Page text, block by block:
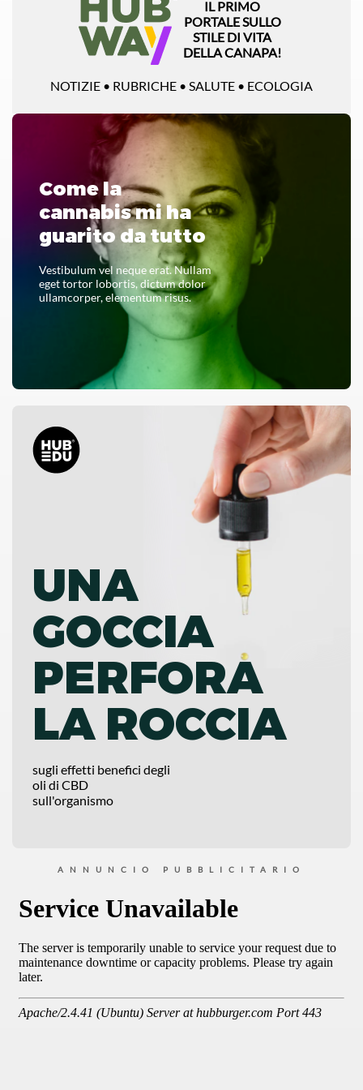
IL PRIMO
PORTALE SULLO
STILE DI VITA
DELLA CANAPA!
NOTIZIE • RUBRICHE • SALUTE • ECOLOGIA
Come la
cannabis mi ha
guarito da tutto
Vestibulum vel neque erat. Nullam
eget tortor lobortis, dictum dolor
ullamcorper, elementum risus.
LEGGI TUTTO
UNA
GOCCIA
PERFORA
LA ROCCIA
sugli effetti benefici degli
oli di CBD
sull'organismo
ANNUNCIO PUBBLICITARIO